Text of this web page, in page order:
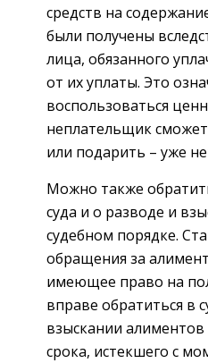
средств на
были получены
лица, обязанного
от их уплаты. Это
воспользоваться
неплательщик
или подарить – уже
Можно также
суда и о разводе и
судебном порядке.
обращения за
имеющее право на
вправе обратиться в
взыскании
срока, истекшего с